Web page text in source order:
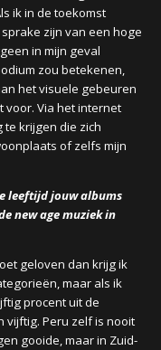
ik in de toekomst
zijn van een hoge
in mijn geval
zou betekenen,
het visuele gebeuren
voor. Via het internet
krijgen die zich
of zelfs mijn
leeftijd jouw albums
new age muziek in
geloven dan krijg ik
maar als ik
procent uit de
vijftig. Peru zelf is nooit
gooide, maar in Zuid-